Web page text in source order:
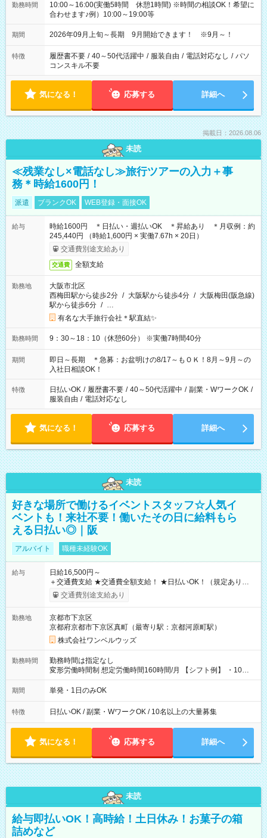
勤務時間
10:00～16:00(実働5時間 休憩1時間) ※時間の相談OK！希望に
合わせます♪例）10:00～19:00等
期間 2026年09月上旬～長期 9月開始できます！ ※9月～！
特徴 履歴書不要 / 40～50代活躍中 / 服装自由 / 電話対応なし / パソ
コンスキル不要
気になる！ 応募する 詳細へ
掲載日：2026.08.06
未読
≪残業なし×電話なし≫旅行ツアーの入力＋事
務＊時給1600円！
派遣 ブランクOK WEB登録・面接OK
給与
時給1600円 ＊日払い・週払いOK ＊昇給あり ＊月収例：約
245,440円 （時給1,600円 × 実働7.67h × 20日）
交通費別途支給あり
交通費 全額支給
勤務地
大阪市北区
西梅田駅から徒歩2分 / 大阪駅から徒歩4分 / 大阪梅田(阪急線)
駅から徒歩6分 / …
有名な大手旅行会社＊駅直結✨
勤務時間 9：30～18：10（休憩60分） ※実働7時間40分
期間
即日～長期 ＊急募：お盆明けの8/17～もＯＫ！8月～9月～の
入社日相談OK！
特徴 日払いOK / 履歴書不要 / 40～50代活躍中 / 副業・WワークOK /
服装自由 / 電話対応なし
気になる！ 応募する 詳細へ
未読
好きな場所で働けるイベントスタッフ☆人気イ
ベントも！来社不要！働いたその日に給料もら
える日払い◎｜阪
アルバイト 職種未経験OK
給与
日給16,500円～
＋交通費支給 ★交通費全額支給！ ★日払いOK！（規定あり） ┗
働いたその日に現金GET♪ お仕事後はコンビニATMから 日払
交通費別途支給あり
勤務地
京都市下京区
京都府京都市下京区真町（最寄り駅：京都河原町駅）
株式会社ワンベルウッズ
勤務時間
勤務時間は指定なし
変形労働時間制 想定労働時間160時間/月 【シフト例】 ・10：
00～20：00
期間 単発・1日のみOK
特徴 日払いOK / 副業・WワークOK / 10名以上の大量募集
気になる！ 応募する 詳細へ
未読
給与即払いOK！高時給！土日休み！お菓子の箱
詰めなど